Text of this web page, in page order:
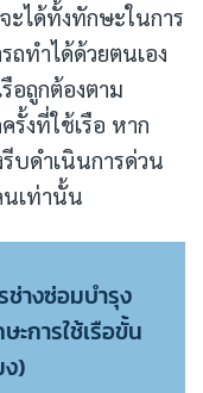
ะได้ทั้งทักษะในการ
ถทำได้ด้วยตนเอง
อถูกต้องตาม
รั้งที่ใช้เรือ หาก
บดำเนินการด่วน
นเท่านั้น
างซ่อมบำรุง
ะการใช้เรือขั้น
)